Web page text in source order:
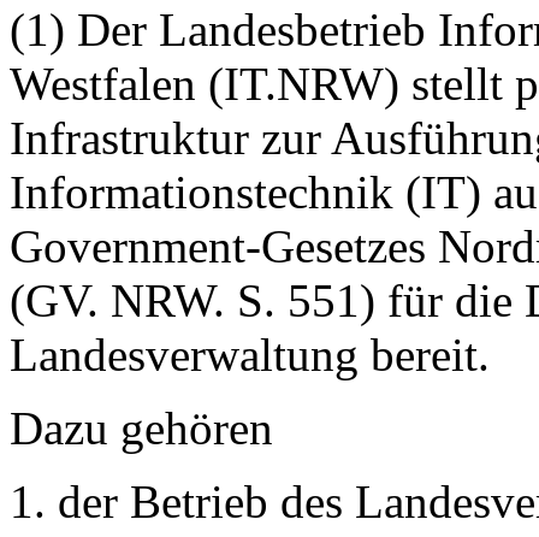
(1) Der Landesbetrieb
Westfalen (IT.NRW) stellt
Infrastruktur zur
Informationstechnik (IT)
Government-Gesetzes
(GV. NRW. S. 551) für die
Landesverwaltung bereit.
Dazu gehören
1. der Betrieb des